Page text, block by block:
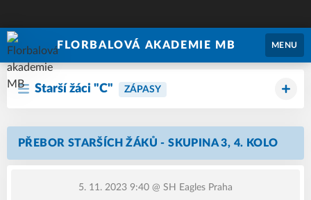
FLORBALOVÁ AKADEMIE MB MENU
Starší žáci "C" ZÁPASY
PŘEBOR STARŠÍCH ŽÁKŮ - SKUPINA 3, 4. KOLO
5. 11. 2023 9:40 @ SH Eagles Praha